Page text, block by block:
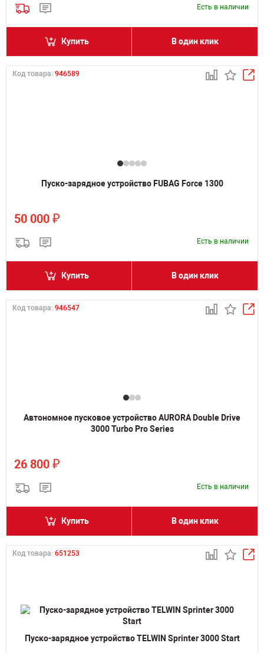
Есть в наличии
Купить В один клик
Код товара: 946589
Пуско-зарядное устройство FUBAG Force 1300
50 000 ₽
Есть в наличии
Купить В один клик
Код товара: 946547
Автономное пусковое устройство AURORA Double Drive
3000 Turbo Pro Series
26 800 ₽
Есть в наличии
Купить В один клик
Код товара: 651253
Пуско-зарядное устройство TELWIN Sprinter 3000 Start